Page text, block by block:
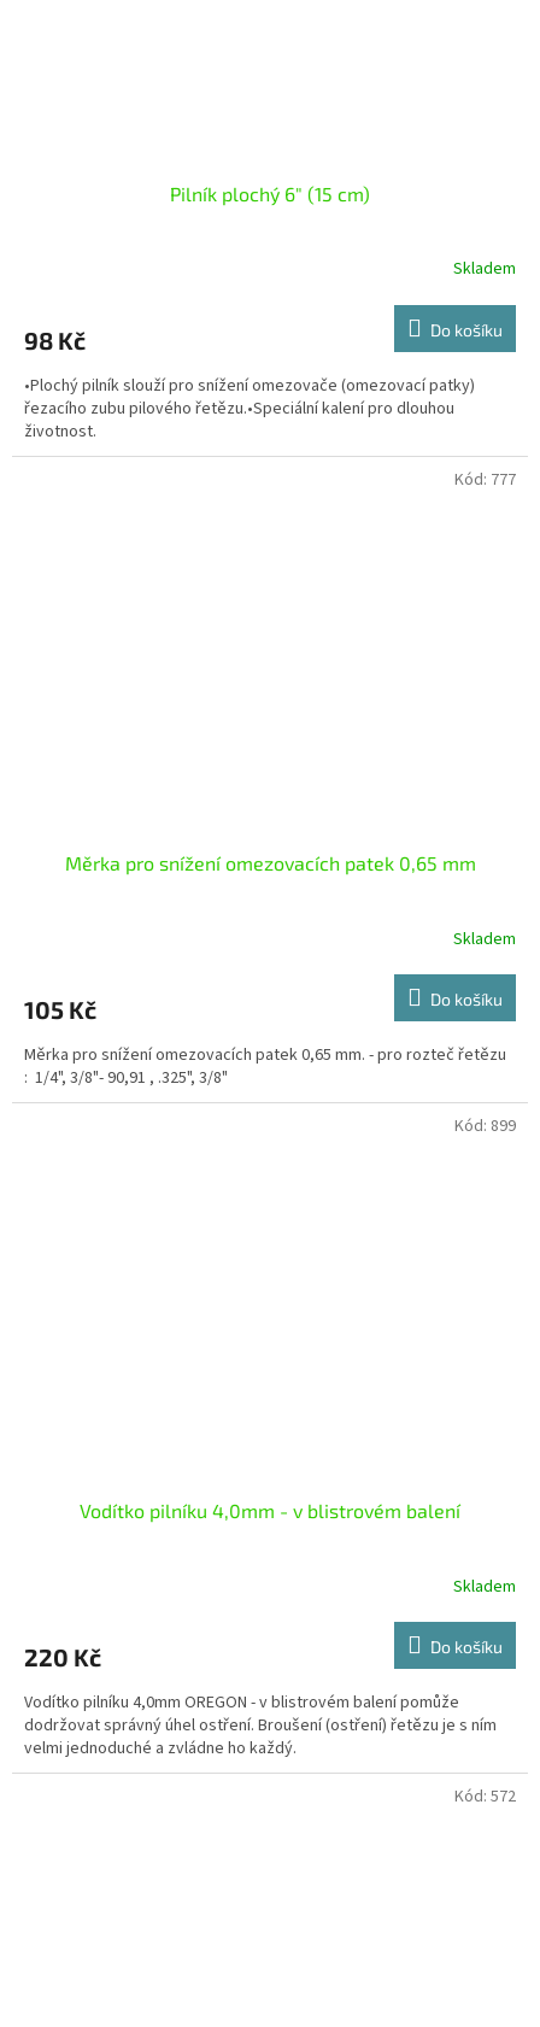
Pilník plochý 6" (15 cm)
Skladem
98 Kč Do košíku
•Plochý pilník slouží pro snížení omezovače (omezovací patky)
řezacího zubu pilového řetězu.•Speciální kalení pro dlouhou
životnost.
Měrka pro snížení omezovacích patek 0,65 mm
Skladem
105 Kč Do košíku
Měrka pro snížení omezovacích patek 0,65 mm. - pro rozteč řetězu
: 1/4", 3/8"- 90,91 , .325", 3/8"
Kód: 777
Vodítko pilníku 4,0mm - v blistrovém balení
Skladem
220 Kč Do košíku
Vodítko pilníku 4,0mm OREGON - v blistrovém balení pomůže
dodržovat správný úhel ostření. Broušení (ostření) řetězu je s ním
velmi jednoduché a zvládne ho každý.
Kód: 899
Kód: 572